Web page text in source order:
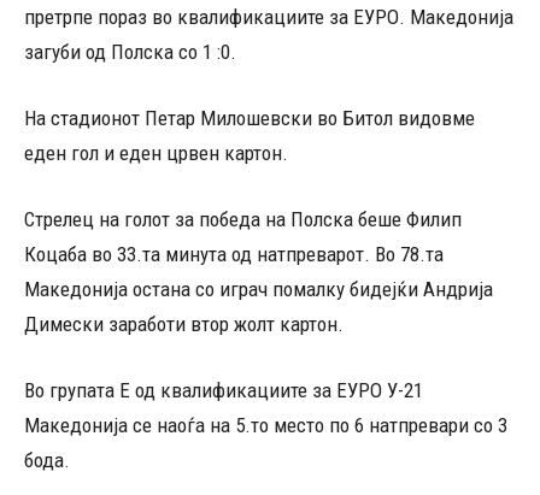
претрпе пораз во квалификациите за ЕУРО. Македонија
загуби од Полска со 1 :0.
На стадионот Петар Милошевски во Битол видовме
еден гол и еден црвен картон.
Стрелец на голот за победа на Полска беше Филип
Коцаба во 33.та минута од натпреварот. Во 78.та
Македонија остана со играч помалку бидејќи Андрија
Димески заработи втор жолт картон.
Во групата Е од квалификациите за ЕУРО У-21
Македонија се наоѓа на 5.то место по 6 натпревари со 3
бода.